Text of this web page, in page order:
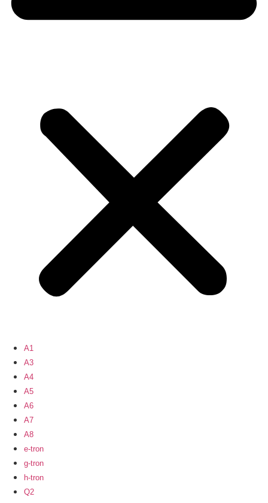
A1
A3
A4
A5
A6
A7
A8
e-tron
g-tron
h-tron
Q2